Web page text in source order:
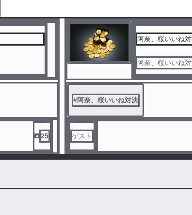
25
阿奈、桜いいね
阿奈、桜いいね
#阿奈、桜いいね対決
ゲスト